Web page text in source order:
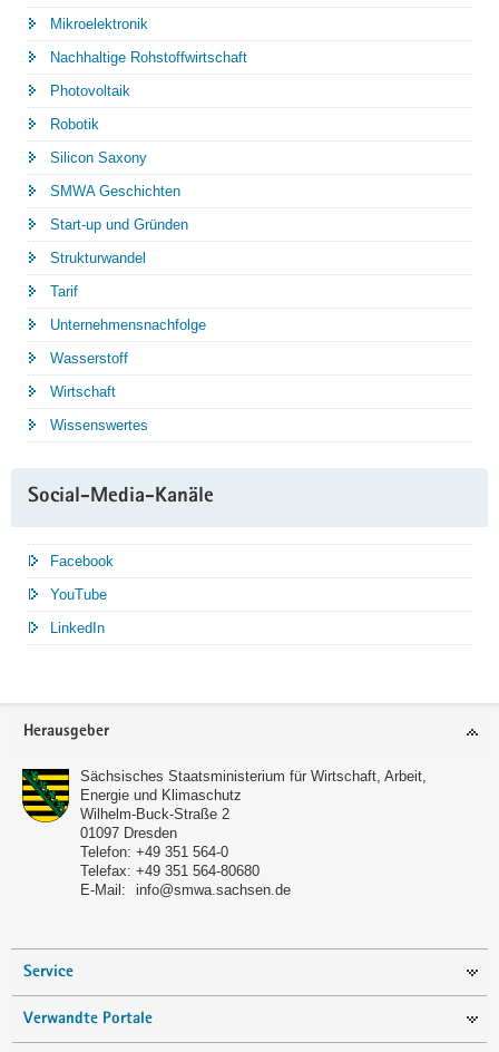
Mikroelektronik
Nachhaltige Rohstoffwirtschaft
Photovoltaik
Robotik
Silicon Saxony
SMWA Geschichten
Start-up und Gründen
Strukturwandel
Tarif
Unternehmensnachfolge
Wasserstoff
Wirtschaft
Wissenswertes
Social-Media-Kanäle
Facebook
YouTube
LinkedIn
Service
Herausgeber
Sächsisches Staatsministerium für Wirtschaft, Arbeit,
Energie und Klimaschutz
Wilhelm-Buck-Straße 2
01097 Dresden
Telefon: +49 351 564-0
Telefax: +49 351 564-80680
E-Mail:
info@smwa.sachsen.de
Service
Verwandte Portale